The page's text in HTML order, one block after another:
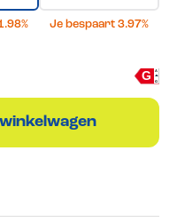
Je bespaart 3.97%
G A
G
hoeveelheid in of